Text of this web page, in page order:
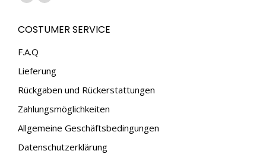
opens
in
window
opens
window
COSTUMER SERVICE
F.A.Q
Lieferung
Rückgaben und Rückerstattungen
Zahlungsmöglichkeiten
Allgemeine Geschäftsbedingungen
Datenschutzerklärung